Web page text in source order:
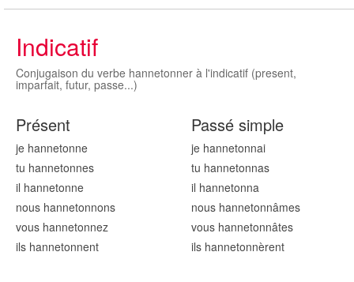
Indicatif
Conjugaison du verbe hannetonner à l'indicatif (present,
imparfait, futur, passe...)
Présent
je hannetonne
tu hannetonnes
il hannetonne
nous hannetonnons
vous hannetonnez
ils hannetonnent
Passé simple
je hannetonnai
tu hannetonnas
il hannetonna
nous hannetonnâmes
vous hannetonnâtes
ils hannetonnèrent